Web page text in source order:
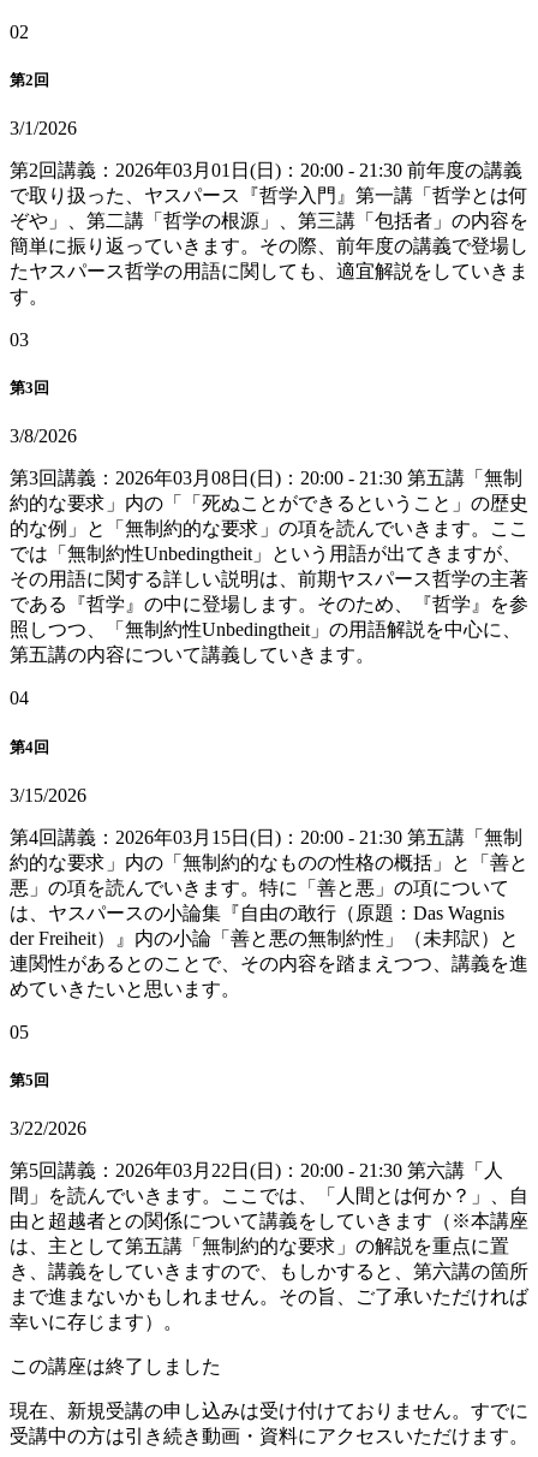
02
第2回
3/1/2026
第2回講義：2026年03月01日(日)：20:00 - 21:30 前年度の講義
で取り扱った、ヤスパース『哲学入門』第一講「哲学とは何
ぞや」、第二講「哲学の根源」、第三講「包括者」の内容を
簡単に振り返っていきます。その際、前年度の講義で登場し
たヤスパース哲学の用語に関しても、適宜解説をしていきま
す。
03
第3回
3/8/2026
第3回講義：2026年03月08日(日)：20:00 - 21:30 第五講「無制
約的な要求」内の「「死ぬことができるということ」の歴史
的な例」と「無制約的な要求」の項を読んでいきます。ここ
では「無制約性Unbedingtheit」という用語が出てきますが、
その用語に関する詳しい説明は、前期ヤスパース哲学の主著
である『哲学』の中に登場します。そのため、『哲学』を参
照しつつ、「無制約性Unbedingtheit」の用語解説を中心に、
第五講の内容について講義していきます。
04
第4回
3/15/2026
第4回講義：2026年03月15日(日)：20:00 - 21:30 第五講「無制
約的な要求」内の「無制約的なものの性格の概括」と「善と
悪」の項を読んでいきます。特に「善と悪」の項について
は、ヤスパースの小論集『自由の敢行（原題：Das Wagnis
der Freiheit）』内の小論「善と悪の無制約性」（未邦訳）と
連関性があるとのことで、その内容を踏まえつつ、講義を進
めていきたいと思います。
05
第5回
3/22/2026
第5回講義：2026年03月22日(日)：20:00 - 21:30 第六講「人
間」を読んでいきます。ここでは、「人間とは何か？」、自
由と超越者との関係について講義をしていきます（※本講座
は、主として第五講「無制約的な要求」の解説を重点に置
き、講義をしていきますので、もしかすると、第六講の箇所
まで進まないかもしれません。その旨、ご了承いただければ
幸いに存じます）。
この講座は終了しました
現在、新規受講の申し込みは受け付けておりません。すでに
受講中の方は引き続き動画・資料にアクセスいただけます。